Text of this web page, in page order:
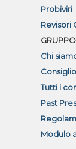
Probiviri
Revisori
Chi
Tutti i
Past
Modulo